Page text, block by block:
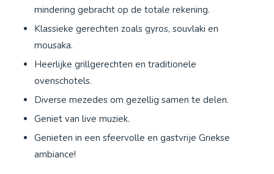
mindering gebracht op de totale rekening.
Klassieke gerechten zoals gyros, souvlaki en
mousaka.
Heerlijke grillgerechten en traditionele
ovenschotels.
Diverse mezedes om gezellig samen te delen.
Geniet van live muziek.
Genieten in een sfeervolle en gastvrije Griekse
ambiance!